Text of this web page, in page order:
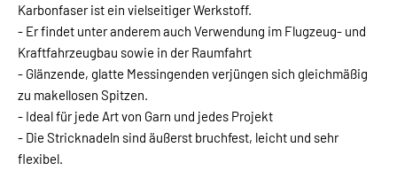
Karbonfaser ist ein vielseitiger Werkstoff.
- Er findet unter anderem auch Verwendung im Flugzeug- und
Kraftfahrzeugbau sowie in der Raumfahrt
- Glänzende, glatte Messingenden verjüngen sich gleichmäßig
zu makellosen Spitzen.
- Ideal für jede Art von Garn und jedes Projekt
- Die Stricknadeln sind äußerst bruchfest, leicht und sehr
flexibel.